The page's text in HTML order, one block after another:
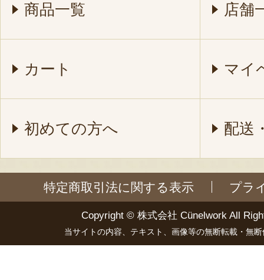
商品一覧 店舗
カート マイ
初めての方へ 配送
特定商取引法に関する表示 プラ
Copyright © 株式会社 Cünelwork All
当サイトの内容、テキスト、画像等の無断転載・無